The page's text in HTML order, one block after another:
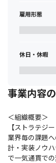
雇用形態
休日・休暇
事業内容
＜組織概要＞
【ストラテジ
業界毎の課題
計・実装ノウ
で一気通貫で